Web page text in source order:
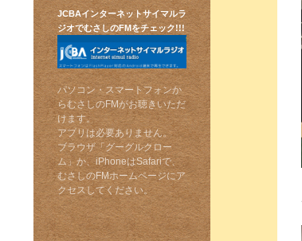
JCBAインターネットサイマルラ
ジオでむさしのFMをチェック!!!
パソコン・スマートフォンか
らむさしのFMがお聴きいただ
けます。
アプリは必要ありません。
ブラウザ「グーグルクロー
ム」か、iPhoneはSafariで、
むさしのFMホームページにア
クセスしてください。